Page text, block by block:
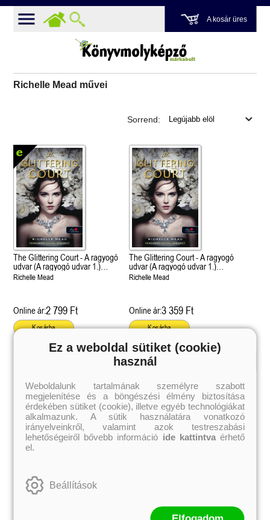
A kosár üres
Richelle Mead művei
Sorrend:
The Glittering Court - A ragyogó
udvar (A ragyogó udvar 1.)
Önállóan is olvasható!
Richelle Mead
Online ár:2 799 Ft
Kosárba
The Glittering Court - A ragyogó
udvar (A ragyogó udvar 1.)
Önállóan is olvasható!
Richelle Mead
Online ár:3 359 Ft
Kosárba
Külföldiek
Brigid Kemmerer
Cassandra Clare
Colleen Hoover
Elle Kennedy
Erin Watt
Holly Webb
Jenny Han
Leigh Bardugo
Maggie Stiefvater
Magyarok
Ashley Carrigan
Benina
Bessenyei Gábor
Bodor Attila
Böszörményi Gyula
Rácz-Stefán Tibor
Ez a weboldal sütiket (cookie)
használ
Weboldalunk tartalmának személyre szabott
megjelenítése és a böngészési élmény biztosítása
érdekében sütiket (cookie), illetve egyéb technológiákat
alkalmazunk. A sütik használatára vonatkozó
irányelveinkről, valamint azok testreszabási
lehetőségeiről bővebb információ ide kattintvaérhető
el.
Beállítások